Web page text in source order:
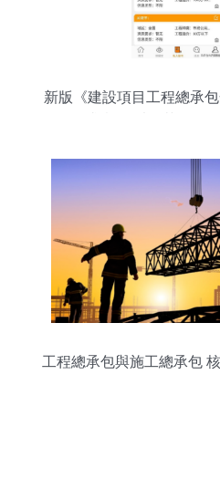
新版《建設項目工程總承
工程總承包與施工總承包